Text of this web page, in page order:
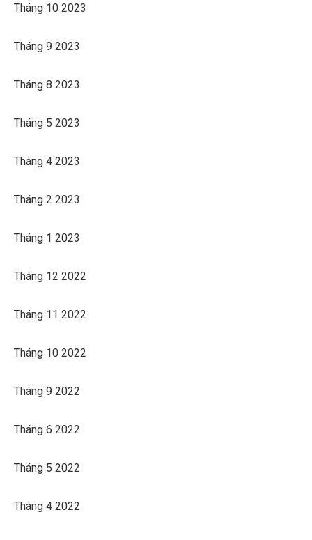
Tháng 10 2023
Tháng 9 2023
Tháng 8 2023
Tháng 5 2023
Tháng 4 2023
Tháng 2 2023
Tháng 1 2023
Tháng 12 2022
Tháng 11 2022
Tháng 10 2022
Tháng 9 2022
Tháng 6 2022
Tháng 5 2022
Tháng 4 2022